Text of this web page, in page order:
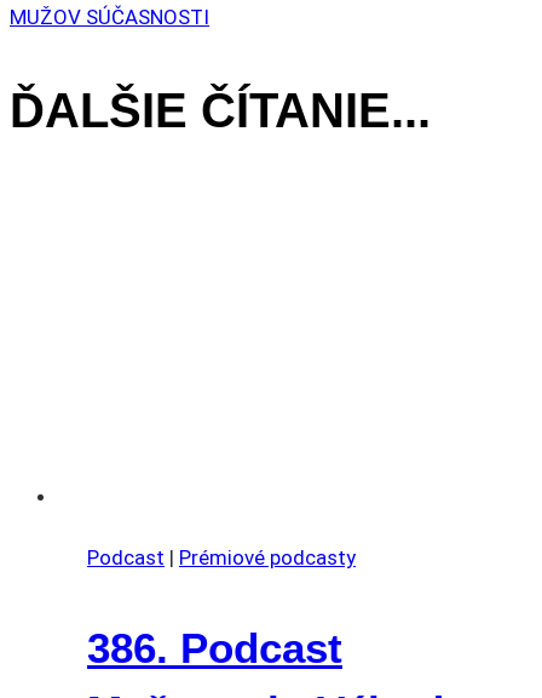
ČLÁNKU
MUŽOV SÚČASNOSTI
ĎALŠIE ČÍTANIE...
Podcast | Prémiové podcasty
386. Podcast